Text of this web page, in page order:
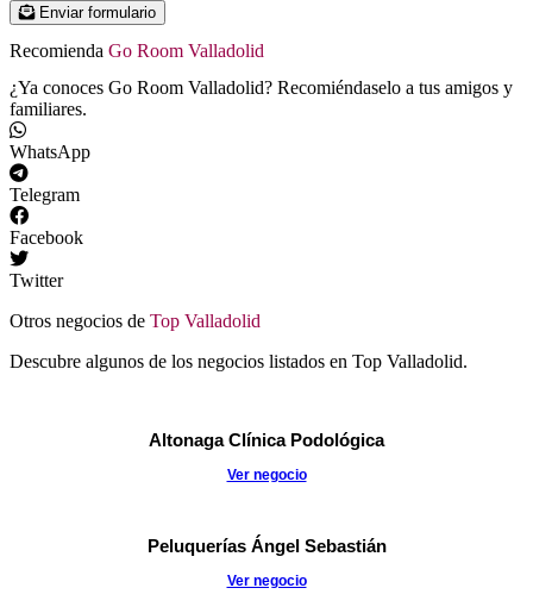
Enviar formulario
Recomienda Go Room Valladolid
¿Ya conoces Go Room Valladolid? Recomiéndaselo a tus amigos y
familiares.
WhatsApp
Telegram
Facebook
Twitter
Otros negocios de Top Valladolid
Descubre algunos de los negocios listados en Top Valladolid.
Altonaga Clínica Podológica
Ver negocio
Peluquerías Ángel Sebastián
Ver negocio